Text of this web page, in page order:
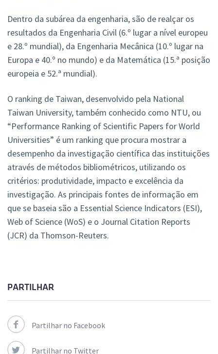
Dentro da subárea da engenharia, são de realçar os
resultados da Engenharia Civil (6.º lugar a nível europeu
e 28.º mundial), da Engenharia Mecânica (10.º lugar na
Europa e 40.º no mundo) e da Matemática (15.ª posição
europeia e 52.ª mundial).
O ranking de Taiwan, desenvolvido pela National
Taiwan University, também conhecido como NTU, ou
“Performance Ranking of Scientific Papers for World
Universities” é um ranking que procura mostrar a
desempenho da investigação científica das instituições
através de métodos bibliométricos, utilizando os
critérios: produtividade, impacto e excelência da
investigação. As principais fontes de informação em
que se baseia são a Essential Science Indicators (ESI),
Web of Science (WoS) e o Journal Citation Reports
(JCR) da Thomson-Reuters.
PARTILHAR
Partilhar no Facebook
Partilhar no Twitter